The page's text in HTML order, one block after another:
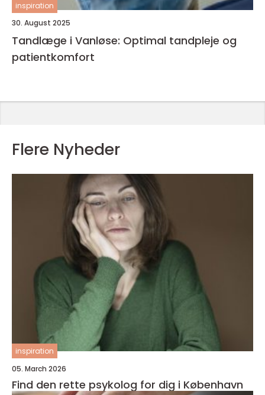
inspiration
30. August 2025
Tandlæge i Vanløse: Optimal tandpleje og
patientkomfort
Flere Nyheder
inspiration
05. March 2026
Find den rette psykolog for dig i København